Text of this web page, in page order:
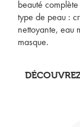
beauté
type de peau :
nettoyante, eau
masque.